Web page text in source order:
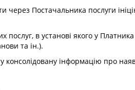
через Постачальника послуги
в установі якого у
та ін.).
інформацію про